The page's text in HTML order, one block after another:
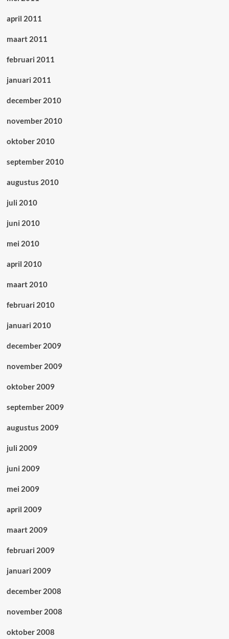
april 2011
maart 2011
februari 2011
januari 2011
december 2010
november 2010
oktober 2010
september 2010
augustus 2010
juli 2010
juni 2010
mei 2010
april 2010
maart 2010
februari 2010
januari 2010
december 2009
november 2009
oktober 2009
september 2009
augustus 2009
juli 2009
juni 2009
mei 2009
april 2009
maart 2009
februari 2009
januari 2009
december 2008
november 2008
oktober 2008